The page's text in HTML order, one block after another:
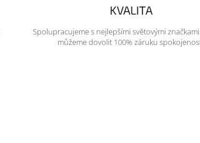
KVALITA
Spolupracujeme s nejlepšími světovými
můžeme dovolit 100% záruku